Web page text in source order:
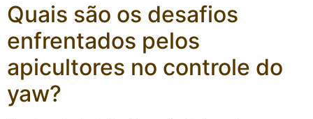
Quais são os desafios
enfrentados pelos
apicultores no controle do
yaw?